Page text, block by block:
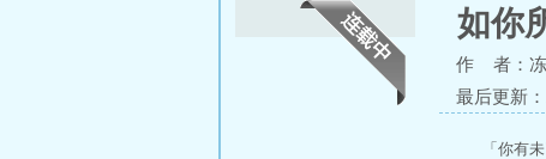
如你
作 者：
最后更新
「你有